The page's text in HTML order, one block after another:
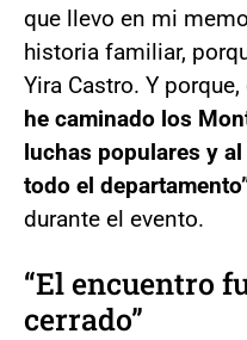
que llevo en mi
historia familiar,
Yira Castro. Y
he caminado los
luchas populares y
todo el
durante el evento.
“El encuentro
cerrado”